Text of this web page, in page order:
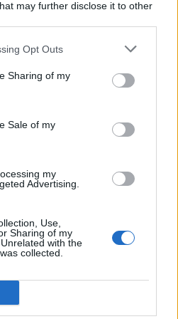
may further disclose it to other
Opt Outs
Sharing of my
Sale of my
my
Advertising.
Use,
Sharing of my
with the
collected.
Oľga M.